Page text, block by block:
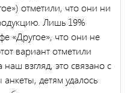
отметили, что они ни
Лишь 19%
«Другое», что они не
вариант отметили
взгляд, это связано с
детям удалось